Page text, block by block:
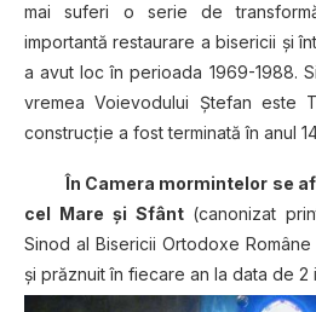
mai suferi o serie de
importantă restaurare a bisericii şi
a avut loc în perioada 1969-1988.
vremea Voievodului Ştefan este
construcţie a fost terminată în anul
În Camera mormintelor se
cel Mare şi Sfânt (canonizat
Sinod al Bisericii Ortodoxe
şi prăznuit în fiecare an la data de 2